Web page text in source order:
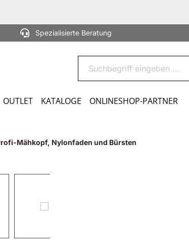
Spezialisierte Beratung
OUTLET KATALOGE ONLINESHOP-PARTNER
Mähkopf, Nylonfaden und Bürsten